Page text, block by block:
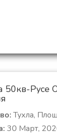
50кв-Русе
Тухла,
30 Март,